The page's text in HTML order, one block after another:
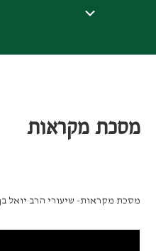
מסכת מקראות
מסכת מקראות- שיעורי הרב יואל